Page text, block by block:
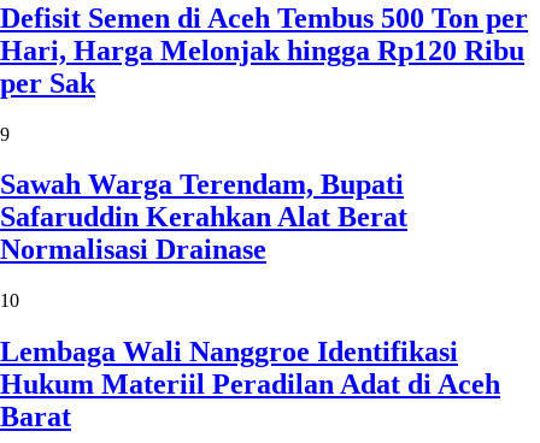
Defisit Semen di Aceh Tembus 500 Ton per
Hari, Harga Melonjak hingga Rp120 Ribu
per Sak
9
Sawah Warga Terendam, Bupati
Safaruddin Kerahkan Alat Berat
Normalisasi Drainase
10
Lembaga Wali Nanggroe Identifikasi
Hukum Materiil Peradilan Adat di Aceh
Barat